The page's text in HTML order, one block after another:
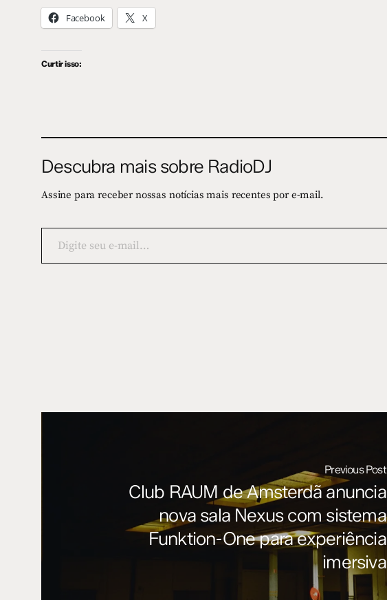
Facebook X
Curtir isso:
Descubra mais sobre RadioDJ
Assine para receber nossas notícias mais recentes por e-mail.
Digite
mail…
Previous Post
Club RAUM de Amsterdã anuncia
nova sala Nexus com sistema
Funktion-One para experiência
imersiva